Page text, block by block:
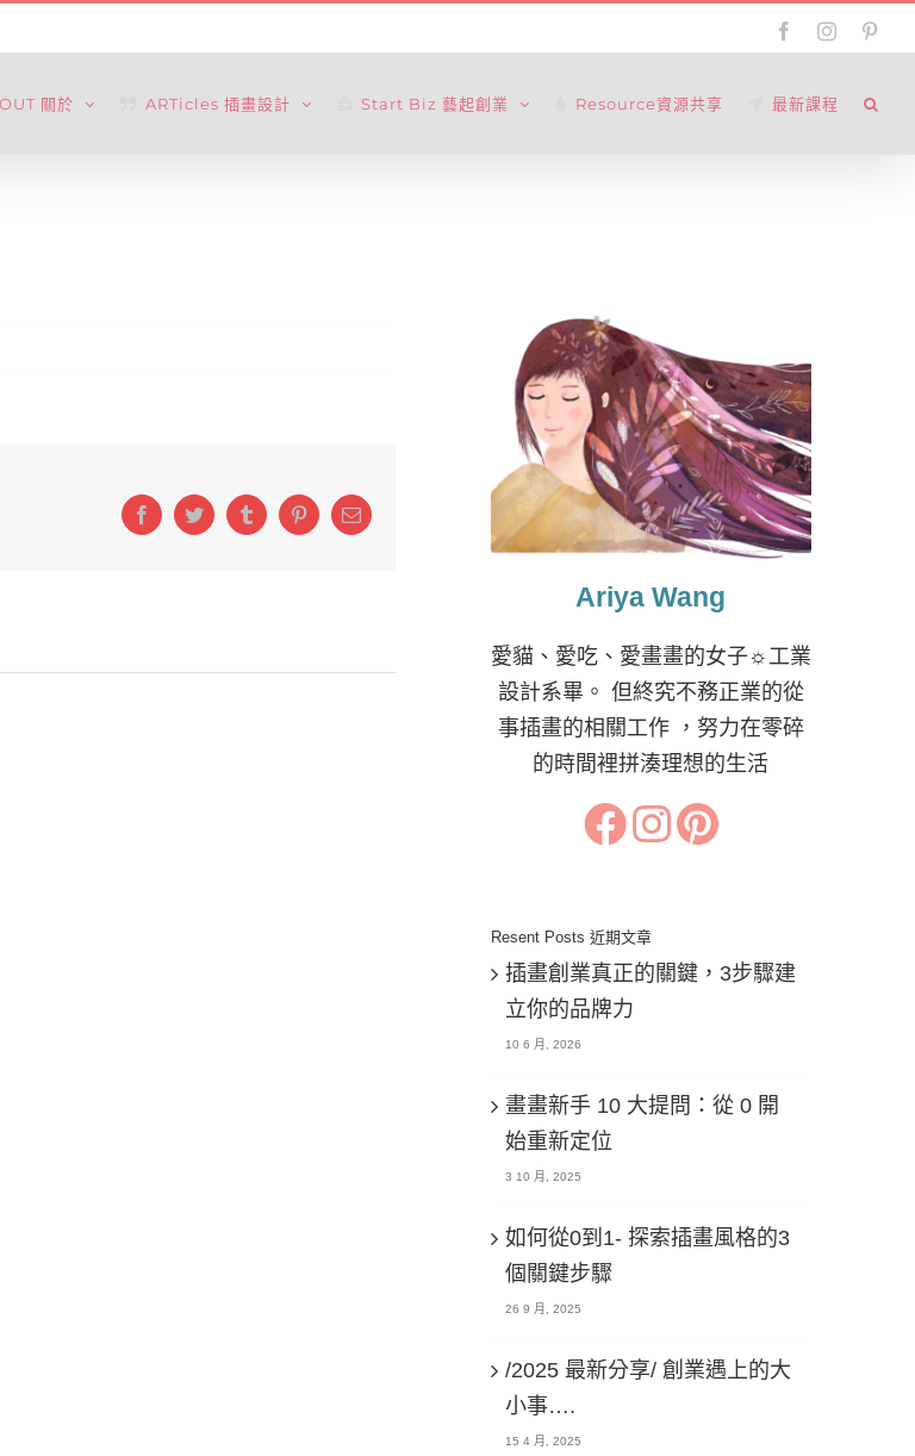
FacebookInstagram
關於 ARTicles 插畫設計 Start Biz 藝起創業 Resource資源共享 最新課程
FacebookTwitterTumblrPinterestEmail:
Ariya Wang
愛貓、愛吃、愛畫畫的女子☼工業
設計系畢。 但終究不務正業的從
事插畫的相關工作 ，努力在零碎
的時間裡拼湊理想的生活
Resent Posts 近期文章
插畫創業真正的關鍵，3步驟建
立你的品牌力
10 6 月, 2026
畫畫新手 10 大提問：從 0 開
始重新定位
3 10 月, 2025
如何從0到1- 探索插畫風格的3
個關鍵步驟
26 9 月, 2025
/2025 最新分享/ 創業遇上的大
小事….
15 4 月, 2025